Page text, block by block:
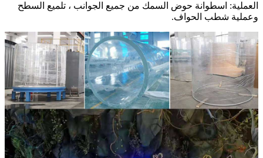
العملية: اسطوانة حوض السمك من جميع الجوانب ، تلميع السطح
وعملية شطب الحواف.